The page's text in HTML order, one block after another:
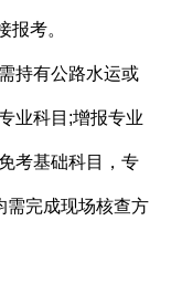
报考。
持有公路水运或
业科目;增报专业
考基础科目，专
需完成现场核查方